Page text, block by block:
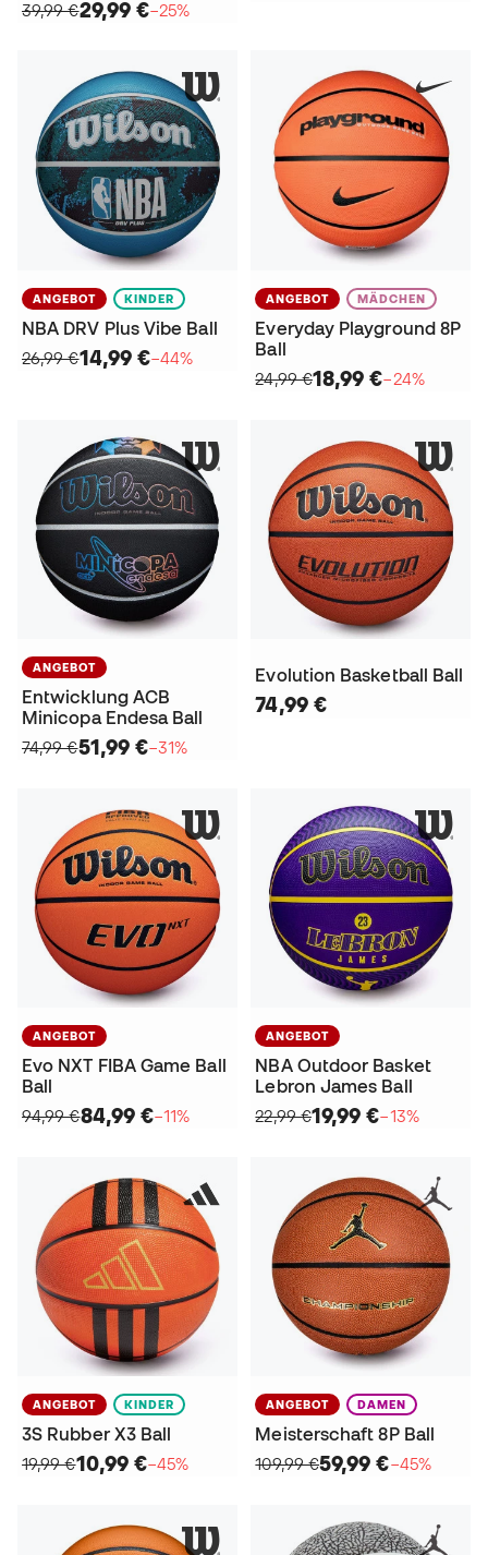
39,99 €29,99 €−25%
ANGEBOT KINDER
NBA DRV Plus Vibe Ball
26,99 €14,99 €−44%
ANGEBOT MÄDCHEN
Everyday Playground 8P
Ball
24,99 €18,99 €−24%
ANGEBOT
Entwicklung ACB
Minicopa Endesa Ball
74,99 €51,99 €−31%
Evolution Basketball Ball
74,99 €
ANGEBOT
Evo NXT FIBA Game Ball
Ball
94,99 €84,99 €−11%
ANGEBOT
NBA Outdoor Basket
Lebron James Ball
22,99 €19,99 €−13%
ANGEBOT KINDER
3S Rubber X3 Ball
19,99 €10,99 €−45%
ANGEBOT DAMEN
Meisterschaft 8P Ball
109,99 €59,99 €−45%